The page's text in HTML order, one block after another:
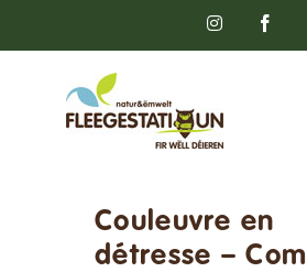
Instagram
Couleuvre en
détresse –